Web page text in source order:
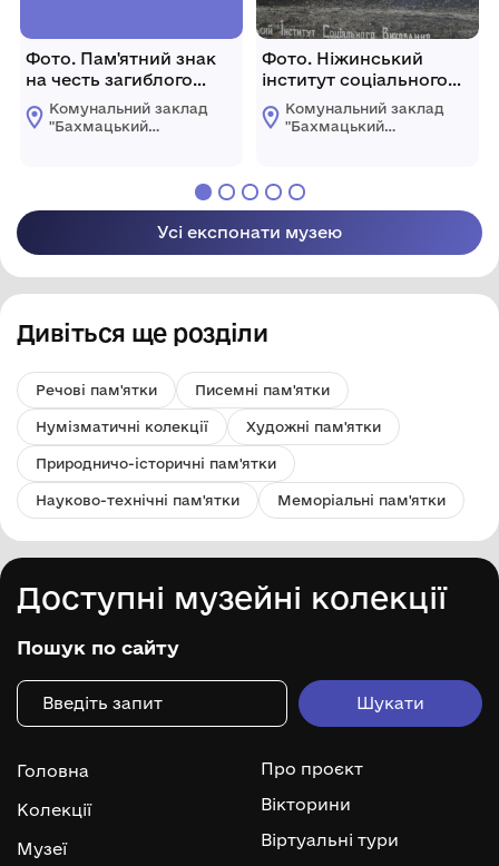
Фото. Пам'ятний знак
на честь загиблого
воїна-афганця
Охотника Олександра.
Комунальний заклад
"Бахмацький
Бахмацької міської
Фото. Ніжинський
інститут соціального
виховання.
Комунальний заклад
"Бахмацький
Яременка"
Бахмацької міської
ради
Усі експонати музею
Дивіться ще розділи
Речові пам'ятки Писемні пам'ятки
Нумізматичні колекції Художні пам'ятки
Природничо-історичні пам'ятки
Науково-технічні пам'ятки Меморіальні пам'ятки
Доступні музейні колекції
Пошук по сайту
Головна
Колекції
Музеї
Про проєкт
Вікторини
Віртуальні тури